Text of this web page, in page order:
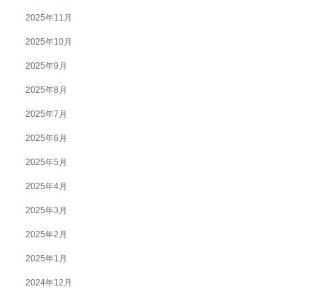
2025年11月
2025年10月
2025年9月
2025年8月
2025年7月
2025年6月
2025年5月
2025年4月
2025年3月
2025年2月
2025年1月
2024年12月